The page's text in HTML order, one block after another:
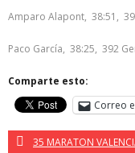
Amparo Alapont, 38:51,
Paco García, 38:25, 392
Comparte esto:
Correo
35 MARATON